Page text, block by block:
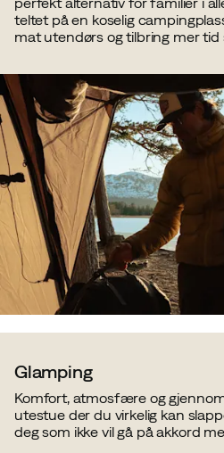
teltet på en koselig
mat utendørs og tilbring mer tid
Glamping
Komfort, atmosfære og
utestue der du virkelig kan
deg som ikke vil gå på akkord